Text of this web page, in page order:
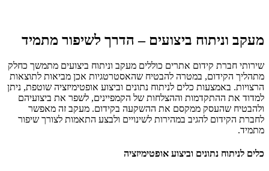
מעקב וניתוח ביצועים – הדרך לשיפור מתמיד
שירותי חברת קידום אתרים כוללים מעקב וניתוח ביצועים מתמשך כחלק
מתהליך הקידום, במטרה להבטיח שהאסטרטגיות אכן מביאות לתוצאות
הרצויות. באמצעות כלים לניתוח נתונים וביצוע אופטימיזציה שוטפת, ניתן
למדוד את ההתקדמות וההצלחות של הקמפיינים, לשפר את ביצועיהם
ולהבטיח שהעסק ממקסם את ההשקעה בקידום. מעקב זה מאפשר
לחברת הקידום להגיב במהירות לשינויים ולבצע התאמות לצורך שיפור
מתמיד.
כלים לניתוח נתונים וביצוע אופטימיזציה